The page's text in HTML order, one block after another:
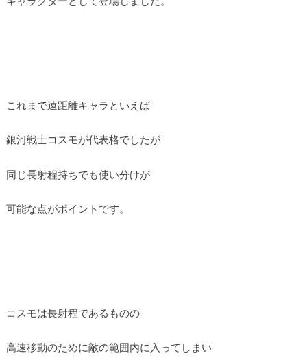
これまで遠距離キャラといえば
銀河戦士コスモが代表格でしたが
同じ長射程持ちでも使い分けが
可能な点がポイントです。
コスモは長射程であるものの
高速移動のために敵の範囲内に入ってしまい